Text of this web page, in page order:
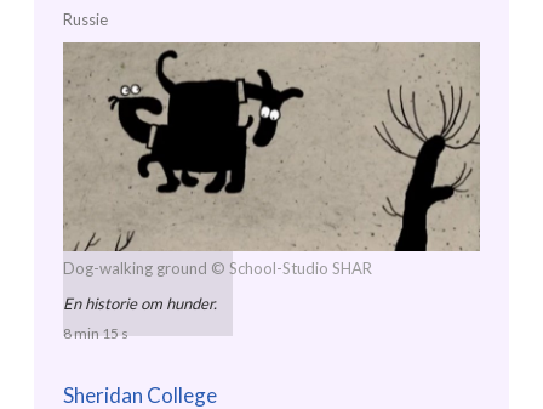
Russie
Dog-walking ground © School-Studio SHAR
En historie om hunder.
8 min 15 s
Sheridan College